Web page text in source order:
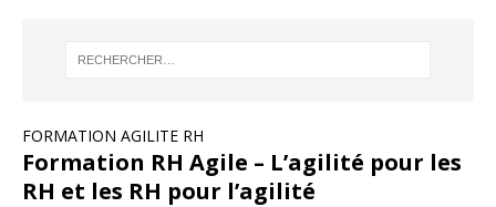
FORMATION AGILITE RH
Formation RH Agile – L’agilité pour les
RH et les RH pour l’agilité